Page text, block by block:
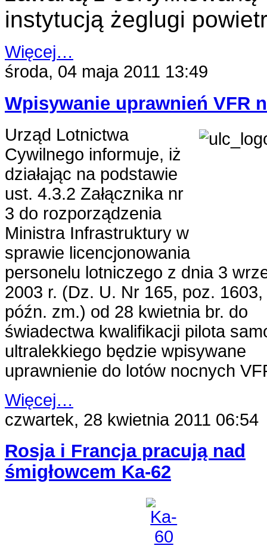
instytucją żeglugi
Więcej…
środa, 04 maja 2011 13:49
Wpisywanie uprawnień VFR
Urząd Lotnictwa
Cywilnego informuje, iż
działając na podstawie
ust. 4.3.2 Załącznika nr
3 do rozporządzenia
Ministra Infrastruktury w
sprawie licencjonowania
personelu lotniczego z dnia 3
2003 r. (Dz. U. Nr 165, poz. 1603,
późn. zm.) od 28 kwietnia br. do
świadectwa kwalifikacji pilota
ultralekkiego będzie wpisywane
uprawnienie do lotów nocnych
Więcej…
czwartek, 28 kwietnia 2011 06:54
Rosja i Francja pracują nad
śmigłowcem Ka-62